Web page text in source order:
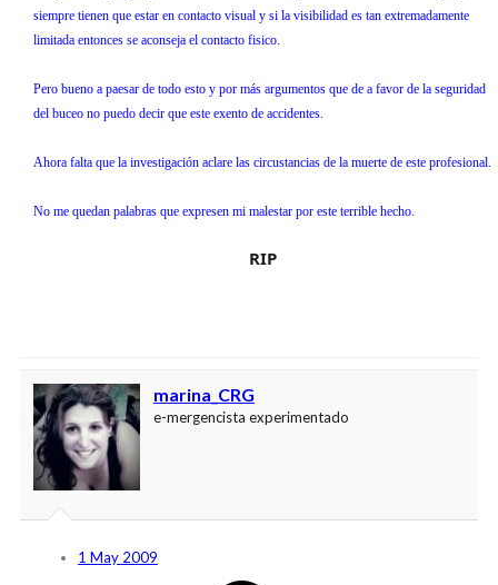
siempre tienen que estar en contacto visual y si la visibilidad es tan extremadamente
limitada entonces se aconseja el contacto fisico.
Pero bueno a paesar de todo esto y por más argumentos que de a favor de la seguridad
del buceo no puedo decir que este exento de accidentes.
Ahora falta que la investigación aclare las circustancias de la muerte de este profesional.
No me quedan palabras que expresen mi malestar por este terrible hecho.
RIP
marina_CRG
e-mergencista experimentado
1 May 2009